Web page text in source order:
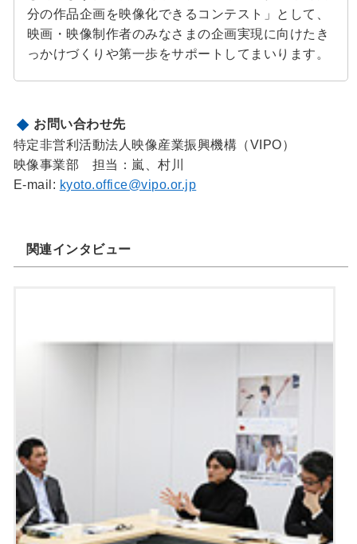
分の作品企画を映像化できるコンテスト」として、
映画・映像制作者のみなさまの企画実現に向けたき
っかけづくりや第一歩をサポートしてまいります。
お問い合わせ先
特定非営利活動法人映像産業振興機構（VIPO）
映像事業部 担当：嵐、村川
E-mail: kyoto.office@vipo.or.jp
関連インタビュー